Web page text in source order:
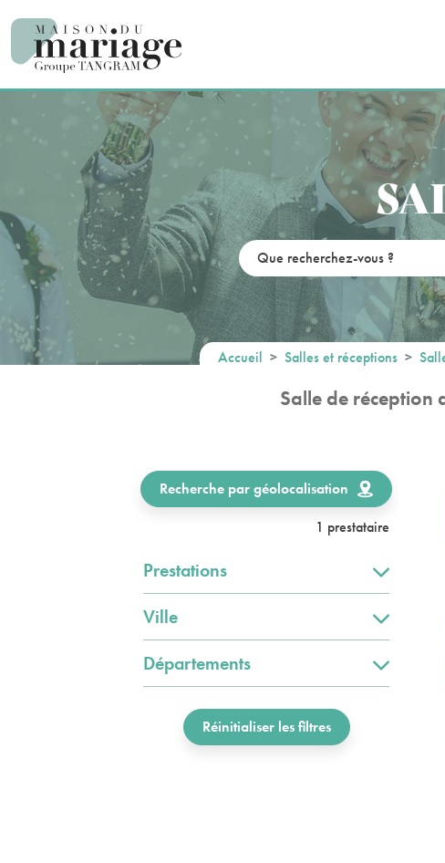
Accueil Salles et réceptions
Salle de réception
Recherche par géolocalisation
1 prestataire
Prestations
Ville
Départements
Réinitialiser les filtres